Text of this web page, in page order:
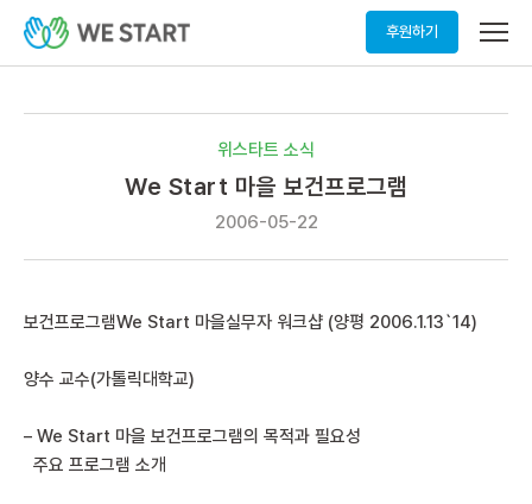
후원하기
메
열
위스타트 소식
We Start 마을 보건프로그램
2006-05-22
보건프로그램We Start 마을실무자 워크샵 (양평 2006.1.13`14)
양수 교수(가톨릭대학교)
– We Start 마을 보건프로그램의 목적과 필요성
주요 프로그램 소개